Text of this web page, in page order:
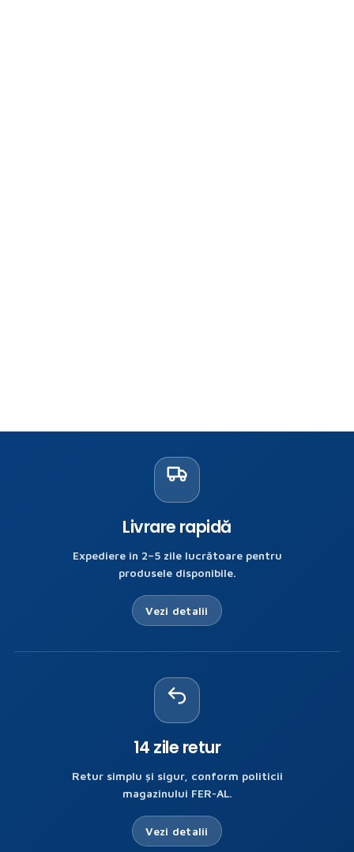
Livrare rapidă
Expediere în 2–5 zile lucrătoare pentru
produsele disponibile.
Vezi detalii
14 zile retur
Retur simplu și sigur, conform politicii
magazinului FER-AL.
Vezi detalii